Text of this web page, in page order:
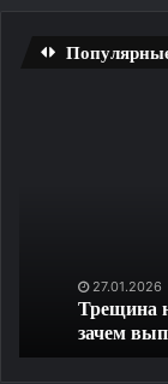
выполняют
27.01.2026
Трещина на
зачем